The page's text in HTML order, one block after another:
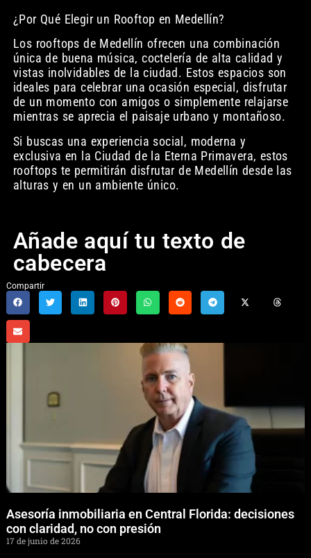
¿Por Qué Elegir un Rooftop en Medellín?
Los rooftops de Medellín ofrecen una combinación
única de buena música, coctelería de alta calidad y
vistas inolvidables de la ciudad. Estos espacios son
ideales para celebrar una ocasión especial, disfrutar
de un momento con amigos o simplemente relajarse
mientras se aprecia el paisaje urbano y montañoso.
Si buscas una experiencia social, moderna y
exclusiva en la Ciudad de la Eterna Primavera, estos
rooftops te permitirán disfrutar de Medellín desde las
alturas y en un ambiente único.
Añade aquí tu texto de
cabecera
Compartir
Asesoría inmobiliaria en Central Florida: decisiones
con claridad, no con presión
17 de junio de 2026